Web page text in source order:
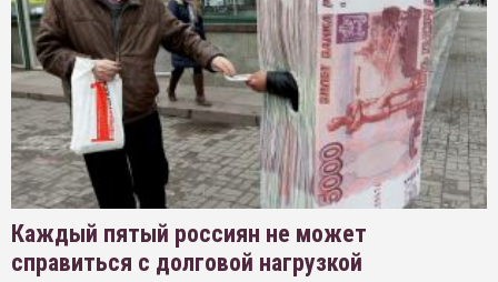
Каждый пятый россиян не может
справиться с долговой нагрузкой